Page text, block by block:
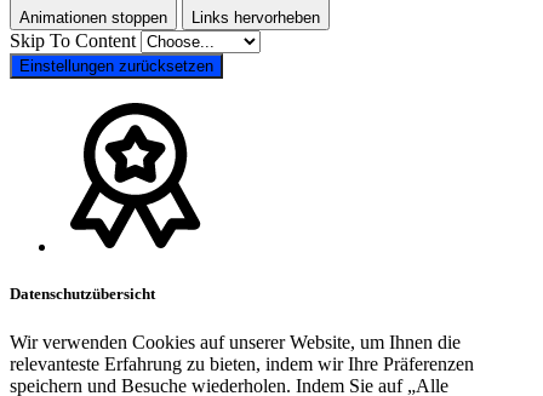
Animationen stoppen Links hervorheben
Skip To Content
Einstellungen zurücksetzen
Datenschutzübersicht
Wir verwenden Cookies auf unserer Website, um Ihnen die
relevanteste Erfahrung zu bieten, indem wir Ihre Präferenzen
speichern und Besuche wiederholen. Indem Sie auf „Alle